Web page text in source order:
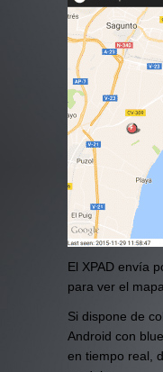
El XPAD envía
para ver el
Si dispone de
Android con
en tiempo real,